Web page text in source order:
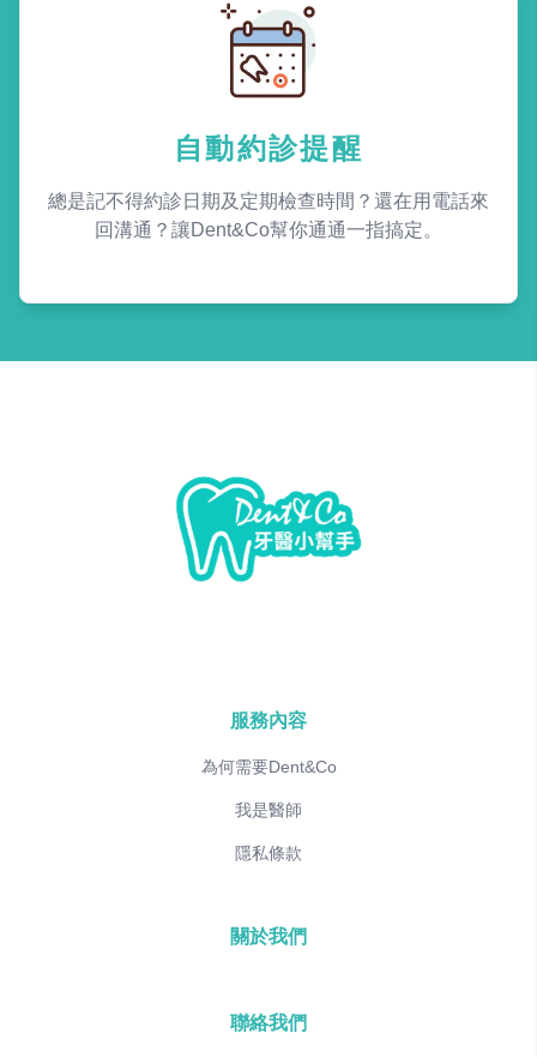
自動約診提醒
總是記不得約診日期及定期檢查時間？還在用電話來
回溝通？讓Dent&Co幫你通通一指搞定。
服務內容
為何需要Dent&Co
我是醫師
隱私條款
關於我們
聯絡我們